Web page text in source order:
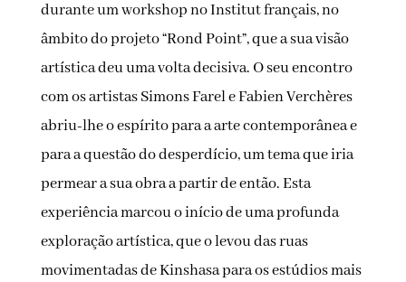
durante um workshop no Institut français, no
âmbito do projeto “Rond Point”, que a sua visão
artística deu uma volta decisiva. O seu encontro
com os artistas Simons Farel e Fabien Verchères
abriu-lhe o espírito para a arte contemporânea e
para a questão do desperdício, um tema que iria
permear a sua obra a partir de então. Esta
experiência marcou o início de uma profunda
exploração artística, que o levou das ruas
movimentadas de Kinshasa para os estúdios mais